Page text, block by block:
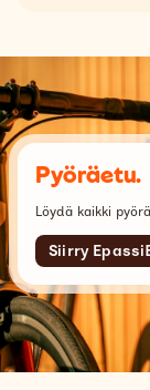
Pyöräetu.
Löydä kaikki
Siirry